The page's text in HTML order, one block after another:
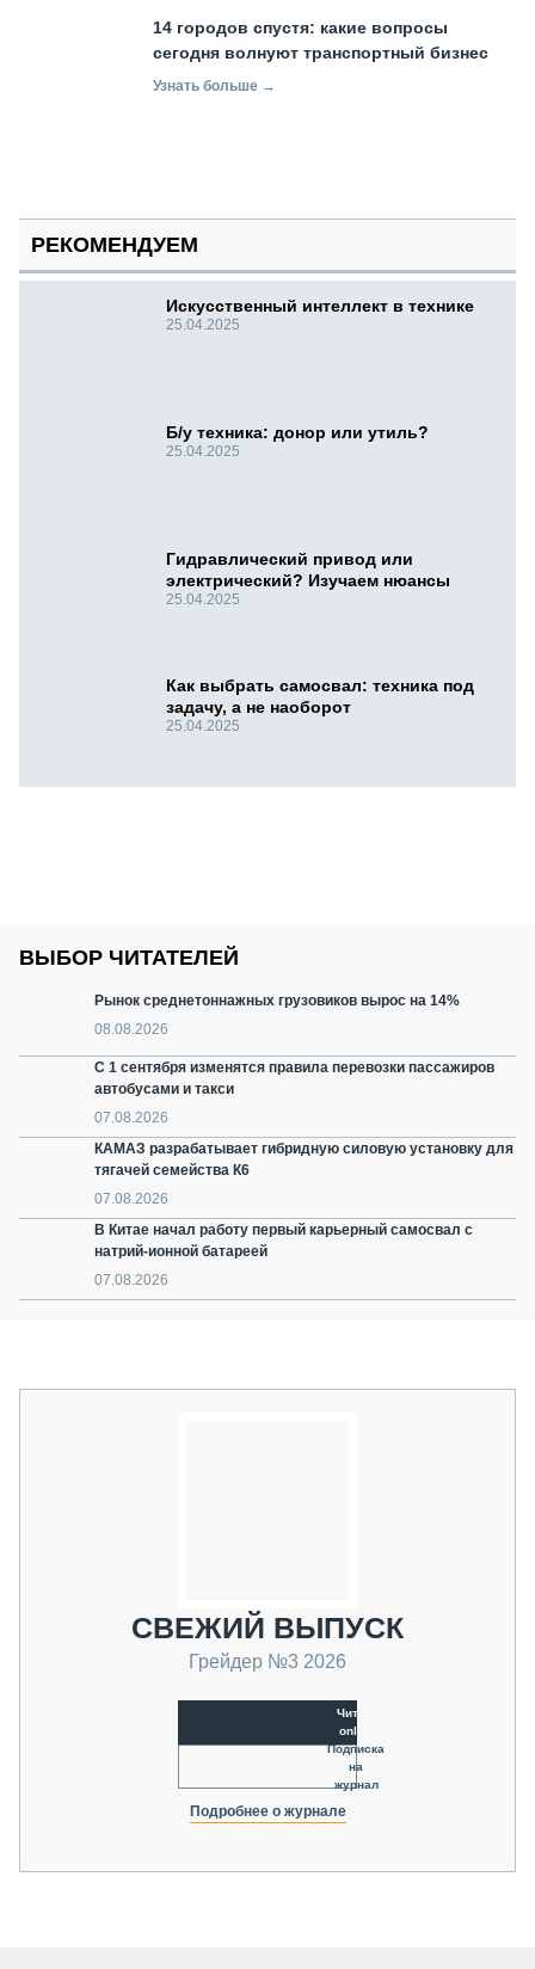
14 городов спустя: какие вопросы
сегодня волнуют транспортный бизнес
Узнать больше →
РЕКОМЕНДУЕМ
Искусственный интеллект в технике
25.04.2025
Б/у техника: донор или утиль?
25.04.2025
Гидравлический привод или
электрический? Изучаем нюансы
25.04.2025
Как выбрать самосвал: техника под
задачу, а не наоборот
25.04.2025
ВЫБОР ЧИТАТЕЛЕЙ
Рынок среднетоннажных грузовиков вырос на 14%
08.08.2026
С 1 сентября изменятся правила перевозки пассажиров
автобусами и такси
07.08.2026
КАМАЗ разрабатывает гибридную силовую установку для
тягачей семейства К6
07.08.2026
В Китае начал работу первый карьерный самосвал с
натрий-ионной батареей
07.08.2026
СВЕЖИЙ ВЫПУСК
Грейдер №3 2026
Читать
online
Подписка
на
журнал
Подробнее о журнале